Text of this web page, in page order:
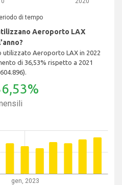
di tempo
Aeroporto LAX
utilizzato Aeroporto LAX in 2022
di 36,53% rispetto a 2021
gen, 2023